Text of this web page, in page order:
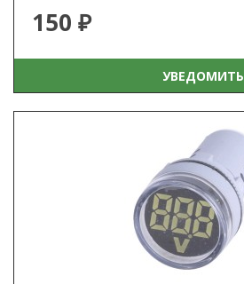
150 ₽
УВЕДОМИТЬ